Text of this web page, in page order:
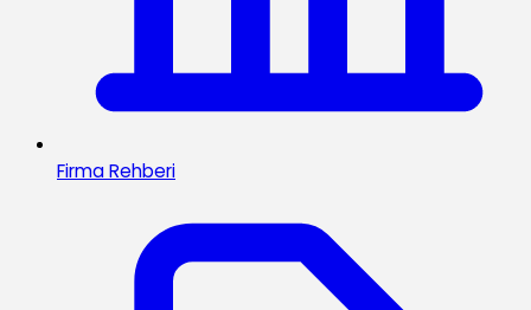
Firma Rehberi